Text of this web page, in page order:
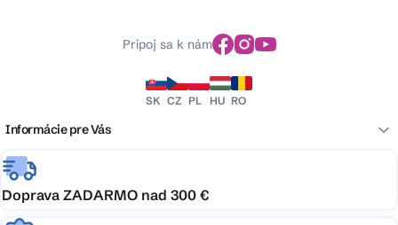
Pripoj sa k nám
SK CZ PL HU RO
Informácie pre Vás
Doprava ZADARMO nad 300 €